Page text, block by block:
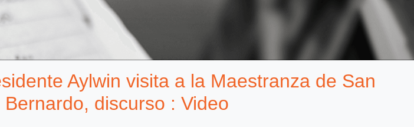
Aylwin visita a la Maestranza de San
Bernardo, discurso : Video